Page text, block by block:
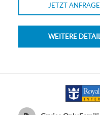
Innenkabine
JETZT
WEITERE